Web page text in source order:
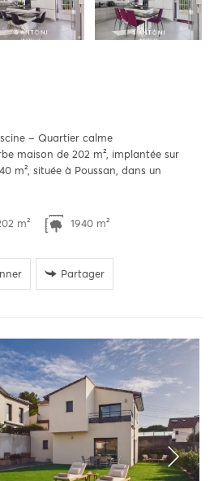
– Quartier calme
maison de 202 m², implantée sur
m², située à Poussan, dans un
m² 1940 m²
Partager